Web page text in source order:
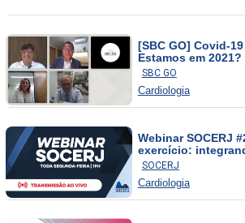
[SBC GO] Covid-
Estamos em 2021?
SBC GO
Cardiologia
Webinar SOCERJ
exercício:
telemedicina e
SOCERJ
Cardiologia